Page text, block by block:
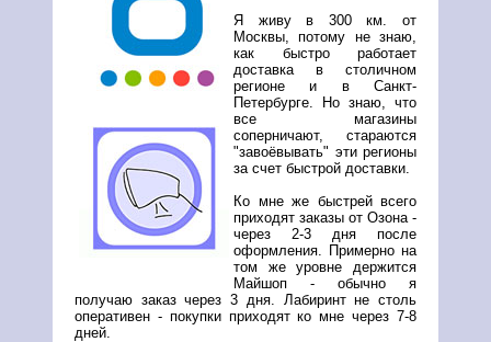
Я живу в 300 км. от
Москвы, потому не знаю,
как быстро работает
доставка в столичном
регионе и в Санкт-
Петербурге. Но знаю, что
все магазины
соперничают, стараются
"завоёвывать" эти регионы
за счет быстрой доставки.
Ко мне же быстрей всего
приходят заказы от Озона -
через 2-3 дня после
оформления. Примерно на
том же уровне держится
Майшоп - обычно я
получаю заказ через 3 дня. Лабиринт не столь
оперативен - покупки приходят ко мне через 7-8
дней.